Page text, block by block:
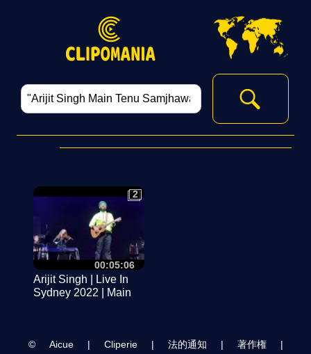
00:05:06
2
2
Arijit Singh | Live In
Sydney 2022 | Main
© Aicue | Cliperie | 法的通知 | 著作権 |